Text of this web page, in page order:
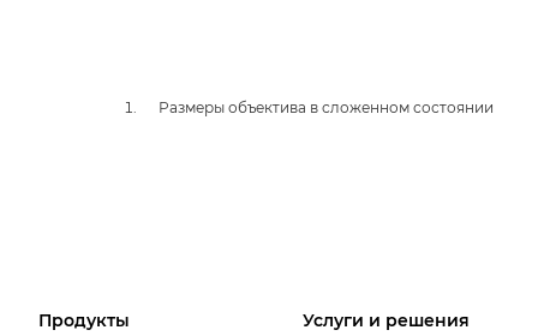
Размеры объектива в сложенном состоянии
Продукты Услуги и решения